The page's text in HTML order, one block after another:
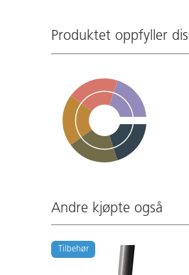
Produktet oppfyller
Andre kjøpte også
Tilbehør